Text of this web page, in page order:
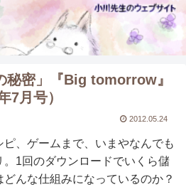
秘密」『Big tomorrow』
7月号）
2012.05.24
、ゲームまで、いまやなんでも
1回のダウンロードでいくら儲
んな仕組みになっているのか？